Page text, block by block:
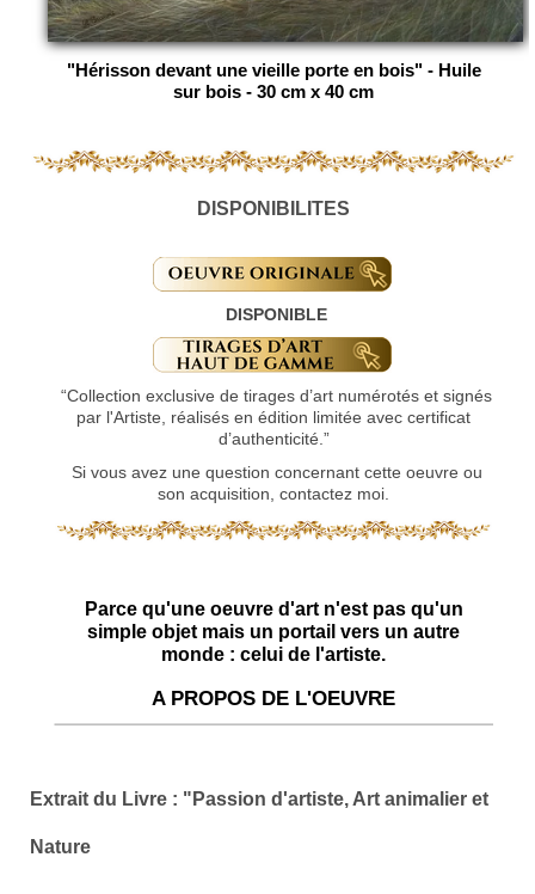
"Hérisson devant une vieille porte en bois" - Huile
sur bois - 30 cm x 40 cm
DISPONIBILITES
DISPONIBLE
“Collection exclusive de tirages d’art numérotés et signés
par l'Artiste, réalisés en édition limitée avec certificat
d’authenticité.”
Si vous avez une question concernant cette oeuvre ou
son acquisition, contactez moi.
Parce qu'une oeuvre d'art n'est pas qu'un
simple objet mais un portail vers un autre
monde : celui de l'artiste.
A PROPOS DE L'OEUVRE
Extrait du Livre : "Passion d'artiste, Art animalier et
Nature